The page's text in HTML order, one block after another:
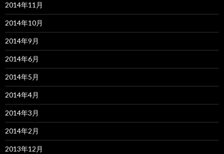
2014年11月
2014年10月
2014年9月
2014年6月
2014年5月
2014年4月
2014年3月
2014年2月
2013年12月